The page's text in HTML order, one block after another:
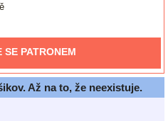
SE PATRONEM
Až na to, že neexistuje.